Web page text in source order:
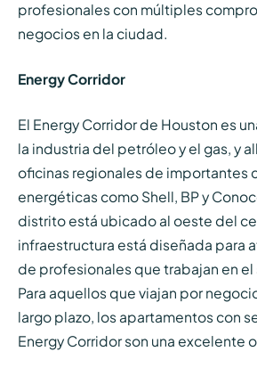
profesionales con múltiples
negocios en la ciudad.
Energy Corridor
El Energy Corridor de Houston es
la industria del petróleo y el gas, y
oficinas regionales de importantes
energéticas como Shell, BP y
distrito está ubicado al oeste del
infraestructura está diseñada para
de profesionales que trabajan en
Para aquellos que viajan por
largo plazo, los apartamentos con
Energy Corridor son una excelente